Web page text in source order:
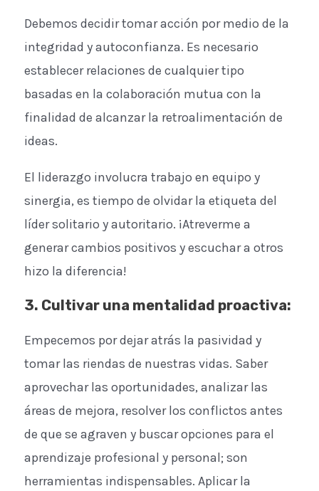
Debemos decidir tomar acción por medio de la
integridad y autoconfianza. Es necesario
establecer relaciones de cualquier tipo
basadas en la colaboración mutua con la
finalidad de alcanzar la retroalimentación de
ideas.
El liderazgo involucra trabajo en equipo y
sinergia, es tiempo de olvidar la etiqueta del
líder solitario y autoritario. ¡Atreverme a
generar cambios positivos y escuchar a otros
hizo la diferencia!
3. Cultivar una mentalidad proactiva:
Empecemos por dejar atrás la pasividad y
tomar las riendas de nuestras vidas. Saber
aprovechar las oportunidades, analizar las
áreas de mejora, resolver los conflictos antes
de que se agraven y buscar opciones para el
aprendizaje profesional y personal; son
herramientas indispensables. Aplicar la